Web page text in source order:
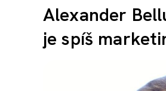
Alexander
je spíš